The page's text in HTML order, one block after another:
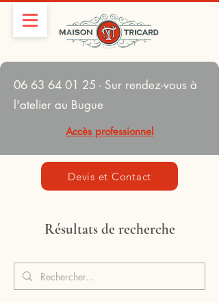
06 63 64 01 25 - Sur rendez-vous à
l'atelier au Bugue
Accès professionnel
Devis et Contact
Résultats de recherche